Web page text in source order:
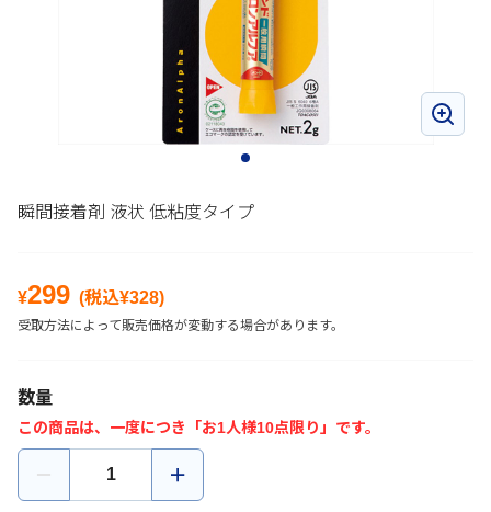
瞬間接着剤 液状 低粘度タイプ
¥299 (税込¥328)
受取方法によって販売価格が変動する場合があります。
数量
この商品は、一度につき「お1人様10点限り」です。